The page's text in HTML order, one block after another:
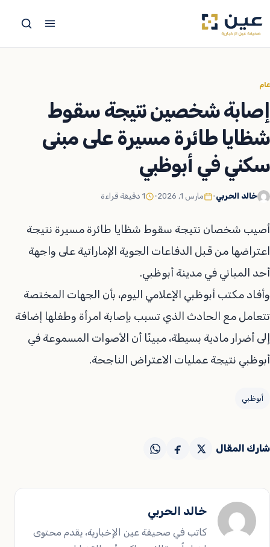
إلى
عام
إصابة شخصين نتيجة سقوط
شظايا طائرة مسيرة على مبنى
سكني في أبوظبي
خالد الحربي• مارس 1, 2026 • 1 دقيقة قراءة
أصيب شخصان نتيجة سقوط شظايا طائرة مسيرة نتيجة
اعتراضها من قبل الدفاعات الجوية الإماراتية على واجهة
أحد المباني في مدينة أبوظبي.
وأفاد مكتب أبوظبي الإعلامي اليوم، بأن الجهات المختصة
تتعامل مع الحادث الذي تسبب بإصابة امرأة وطفلها إضافة
إلى أضرار مادية بسيطة، مبينًا أن الأصوات المسموعة في
أبوظبي نتيجة عمليات الاعتراض الناجحة.
أبوظبي
شارك المقال
خالد الحربي
كاتب في صحيفة عين الإخبارية، يقدم محتوى